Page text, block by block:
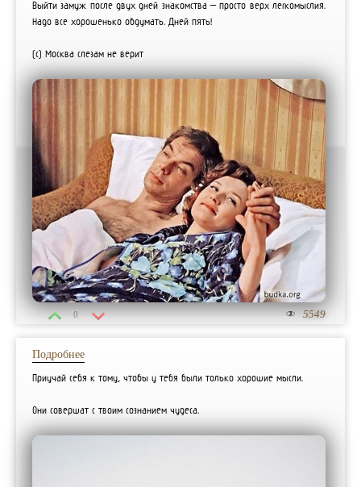
5549
0
Выйти замуж после двух дней знакомства – просто верх легкомыслия.
Надо все хорошенько обдумать. Дней пять!
(с) Москва слезам не верит
Подробнее
Приучай себя к тому, чтобы у тебя были только хорошие мысли.
Они совершат с твоим сознанием чудеса.